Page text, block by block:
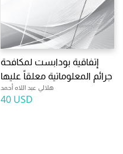
إتفاقية بودابست لمكافحة
جرائم المعلوماتية معلقاً عليها
هلالي عبد اللاه أحمد
40 USD